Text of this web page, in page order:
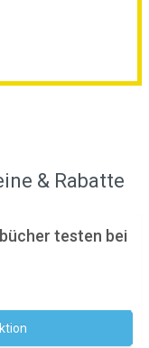
& Rabatte
testen bei